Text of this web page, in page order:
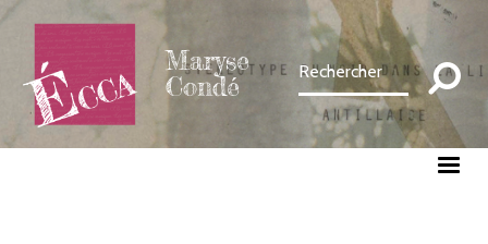
contenu
principal
Maryse
Condé